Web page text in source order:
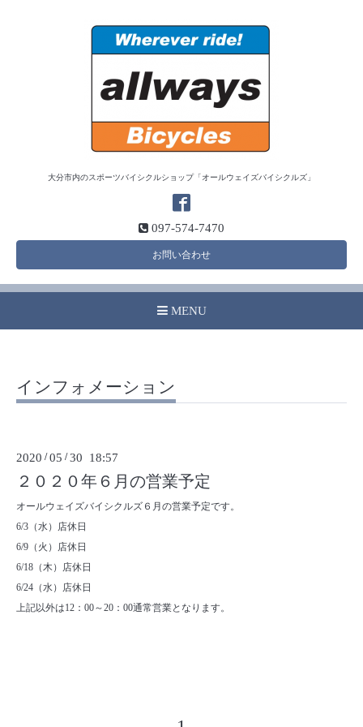
大分市内のスポーツバイシクルショップ「オールウェイズバイシクルズ」
097-574-7470
お問い合わせ
MENU
インフォメーション
2020 /05 /30 18:57
２０２０年６月の営業予定
オールウェイズバイシクルズ６月の営業予定です。
6/3（水）店休日
6/9（火）店休日
6/18（木）店休日
6/24（水）店休日
上記以外は12：00～20：00通常営業となります。